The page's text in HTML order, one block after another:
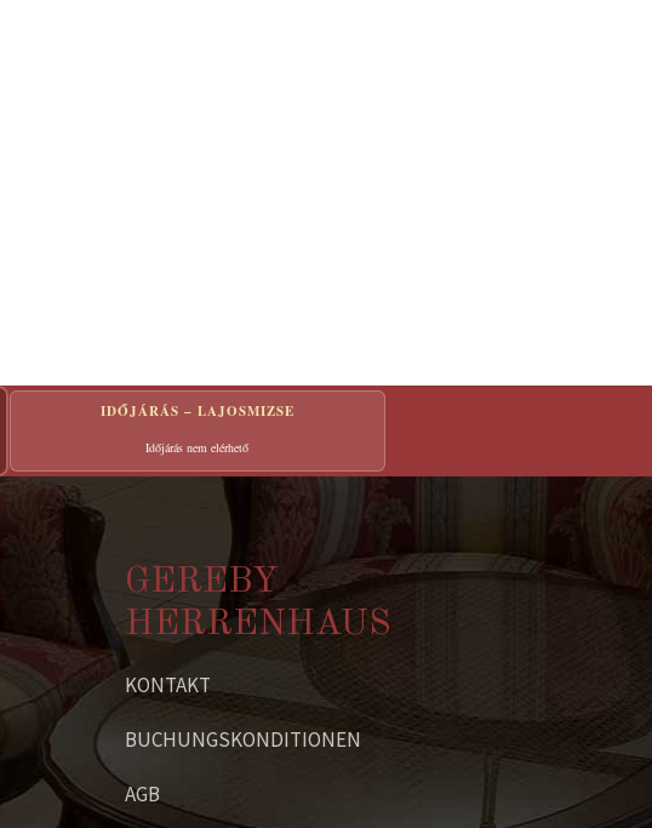
IDŐJÁRÁS – LAJOSMIZSE
Időjárás nem elérhető
GEREBY
HERRENHAUS
KONTAKT
BUCHUNGSKONDITIONEN
AGB